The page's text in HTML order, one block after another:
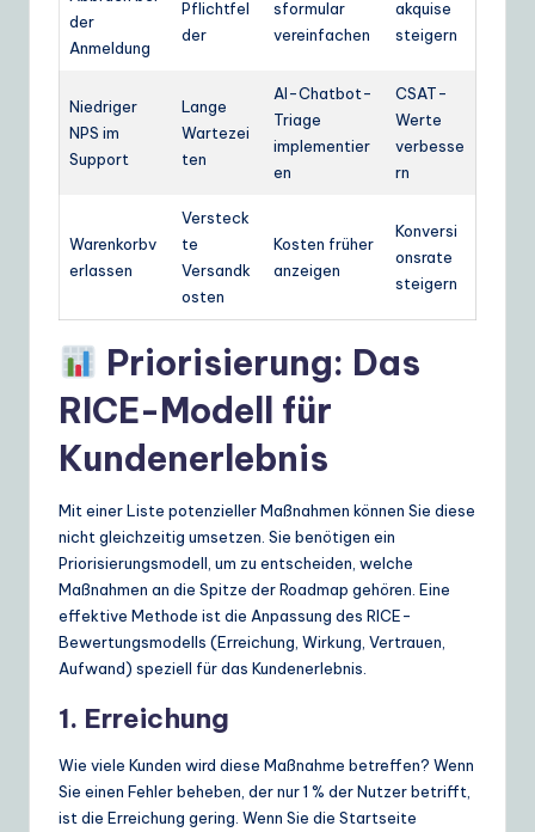
der
Anmeldung
Pflichtfel
der
sformular
vereinfachen
akquise
steigern
Niedriger
NPS im
Support
Lange
Wartezei
ten
AI-Chatbot-
Triage
implementier
en
CSAT-
Werte
verbesse
rn
Warenkorbv
erlassen
Versteck
te
Versandk
osten
Kosten früher
anzeigen
Konversi
onsrate
steigern
Priorisierung: Das
RICE-Modell für
Kundenerlebnis
Mit einer Liste potenzieller Maßnahmen können Sie diese
nicht gleichzeitig umsetzen. Sie benötigen ein
Priorisierungsmodell, um zu entscheiden, welche
Maßnahmen an die Spitze der Roadmap gehören. Eine
effektive Methode ist die Anpassung des RICE-
Bewertungsmodells (Erreichung, Wirkung, Vertrauen,
Aufwand) speziell für das Kundenerlebnis.
1. Erreichung
Wie viele Kunden wird diese Maßnahme betreffen? Wenn
Sie einen Fehler beheben, der nur 1 % der Nutzer betrifft,
ist die Erreichung gering. Wenn Sie die Startseite